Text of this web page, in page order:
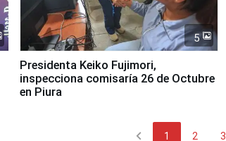
5
Presidenta Keiko Fujimori,
inspecciona comisaría 26 de Octubre
en Piura
chevron_left 1 2 3